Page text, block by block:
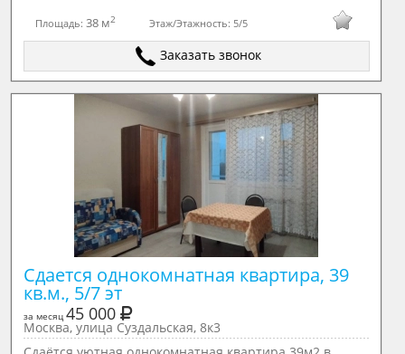
Площадь:38 м2 Этаж/Этажность: 5/5
Заказать звонок
Сдается однокомнатная квартира, 39
кв.м., 5/7 эт
за месяц 45 000
Москва, улица Суздальская, 8к3